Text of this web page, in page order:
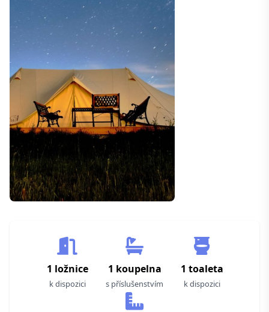
1 ložnice
k dispozici
1 koupelna
s příslušenstvím
1 toaleta
k dispozici